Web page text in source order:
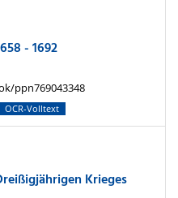
- 1692
ppn769043348
OCR-Volltext
Krieges